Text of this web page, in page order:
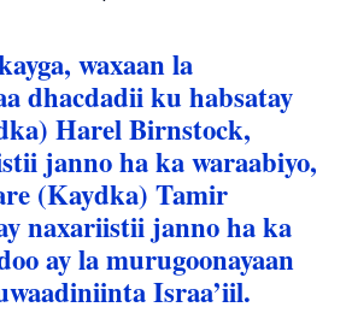
waxaan la
dhacdadii ku habsatay
Harel Birnstock,
janno ha ka waraabiyo,
(Kaydka) Tamir
naxariistii janno ha ka
ay la murugoonayaan
Israa’iil.